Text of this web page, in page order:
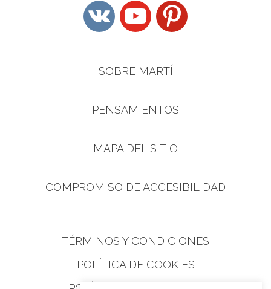
vkontakteyoutubepinterest
SOBRE MARTÍ
PENSAMIENTOS
MAPA DEL SITIO
COMPROMISO DE ACCESIBILIDAD
TÉRMINOS Y CONDICIONES
POLÍTICA DE COOKIES